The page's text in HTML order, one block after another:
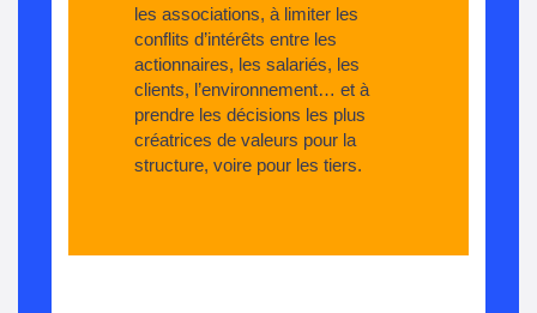
les associations, à limiter les
conflits d’intérêts entre les
actionnaires, les salariés, les
clients, l’environnement… et à
prendre les décisions les plus
créatrices de valeurs pour la
structure, voire pour les tiers.